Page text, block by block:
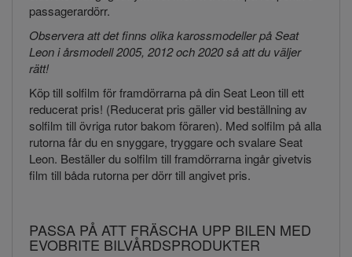
passagerardörr.
Observera att det finns olika karossmodeller på Seat
Leon i årsmodell 2005, 2012 och 2020 så att du väljer
rätt!
Köp till solfilm för framdörrarna på din Seat Leon till ett
reducerat pris! (Reducerat pris gäller vid beställning av
solfilm till övriga rutor bakom föraren). Med solfilm på alla
rutorna får du en snyggare, tryggare och svalare Seat
Leon. Beställer du solfilm till framdörrarna ingår givetvis
film till båda rutorna per dörr till angivet pris.
PASSA PÅ ATT FRÄSCHA UPP BILEN MED
EVOBRITE BILVÅRDSPRODUKTER